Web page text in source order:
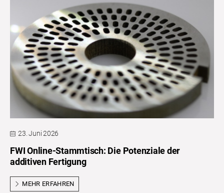
23. Juni 2026
FWI Online-Stammtisch: Die Potenziale der
additiven Fertigung
MEHR ERFAHREN